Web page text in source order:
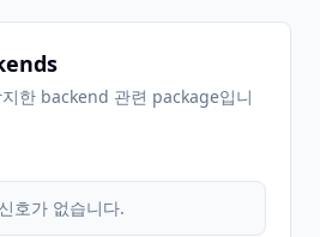
지한 backend 관련 package입니
호가 없습니다.